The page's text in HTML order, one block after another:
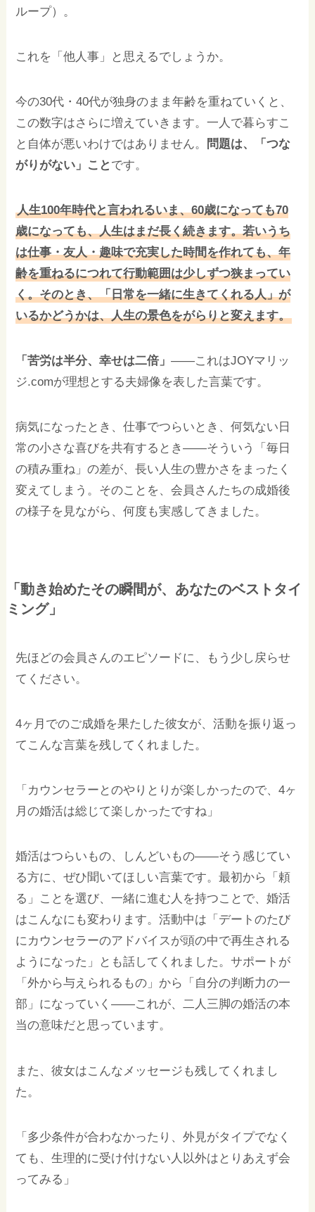
ループ）。
これを「他人事」と思えるでしょうか。
今の30代・40代が独身のまま年齢を重ねていくと、
この数字はさらに増えていきます。一人で暮らすこ
と自体が悪いわけではありません。
問題は、「つな
がりがない」こと です。
人生100年時代と言われるいま、60歳になっても70
歳になっても、人生はまだ長く続きます。若いうち
は仕事・友人・趣味で充実した時間を作れても、年
齢を重ねるにつれて行動範囲は少しずつ狭まってい
く。そのとき、「日常を一緒に生きてくれる人」が
いるかどうかは、人生の景色をがらりと変えます。
「苦労は半分、幸せは二倍」——これはJOYマリッ
ジ.comが理想とする夫婦像を表した言葉です。
病気になったとき、仕事でつらいとき、何気ない日
常の小さな喜びを共有するとき——そういう「毎日
の積み重ね」の差が、長い人生の豊かさをまったく
変えてしまう。そのことを、会員さんたちの成婚後
の様子を見ながら、何度も実感してきました。
「動き始めたその瞬間が、あなたのベストタイ
ミング」
先ほどの会員さんのエピソードに、もう少し戻らせ
てください。
4ヶ月でのご成婚を果たした彼女が、活動を振り返っ
てこんな言葉を残してくれました。
「カウンセラーとのやりとりが楽しかったので、4ヶ
月の婚活は総じて楽しかったですね」
婚活はつらいもの、しんどいもの——そう感じてい
る方に、ぜひ聞いてほしい言葉です。最初から「頼
る」ことを選び、一緒に進む人を持つことで、婚活
はこんなにも変わります。活動中は「デートのたび
にカウンセラーのアドバイスが頭の中で再生される
ようになった」とも話してくれました。サポートが
「外から与えられるもの」から「自分の判断力の一
部」になっていく——これが、二人三脚の婚活の本
当の意味だと思っています。
また、彼女はこんなメッセージも残してくれまし
た。
「多少条件が合わなかったり、外見がタイプでなく
ても、生理的に受け付けない人以外はとりあえず会
ってみる」